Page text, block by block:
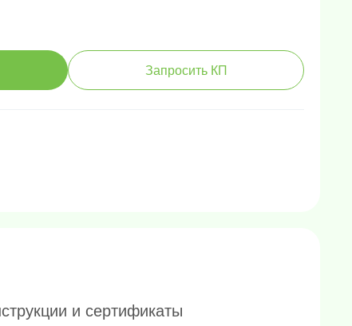
Запросить КП
и сертификаты